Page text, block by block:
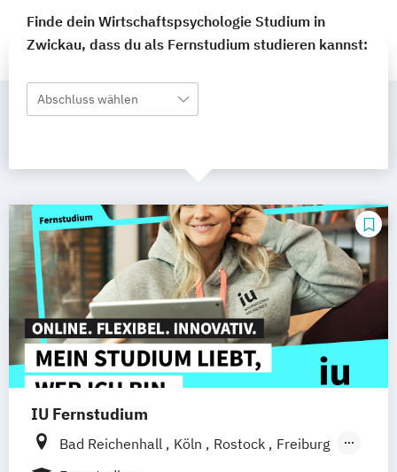
Finde dein Wirtschaftspsychologie Studium in
Zwickau, dass du als Fernstudium studieren kannst:
Abschluss wählen
IU Fernstudium
Bad Reichenhall Köln Rostock
Freiburg